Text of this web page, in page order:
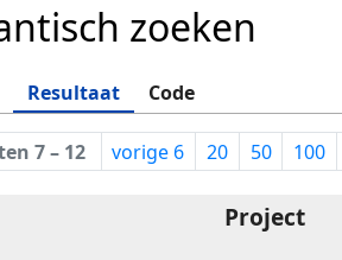
zoeken
Resultaat Code
7 – 12 vorige 6 20 50 100
Project